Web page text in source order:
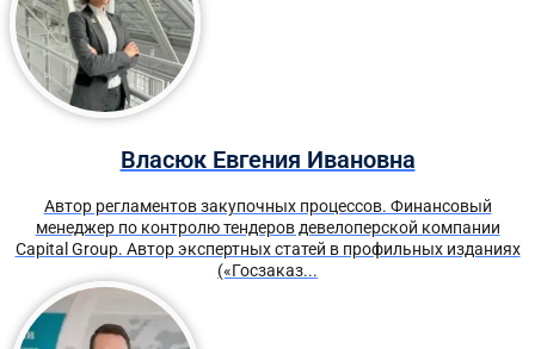
Власюк Евгения Ивановна
Автор регламентов закупочных процессов. Финансовый
менеджер по контролю тендеров девелоперской компании
Capital Group. Автор экспертных статей в профильных изданиях
(«Госзаказ...